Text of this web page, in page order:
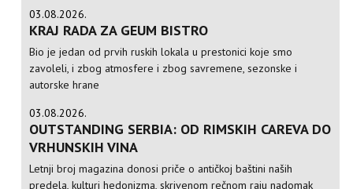
03.08.2026.
KRAJ RADA ZA GEUM BISTRO
Bio je jedan od prvih ruskih lokala u prestonici koje smo
zavoleli, i zbog atmosfere i zbog savremene, sezonske i
autorske hrane
03.08.2026.
OUTSTANDING SERBIA: OD RIMSKIH CAREVA DO
VRHUNSKIH VINA
Letnji broj magazina donosi priče o antičkoj baštini naših
predela, kulturi hedonizma, skrivenom rečnom raju nadomak